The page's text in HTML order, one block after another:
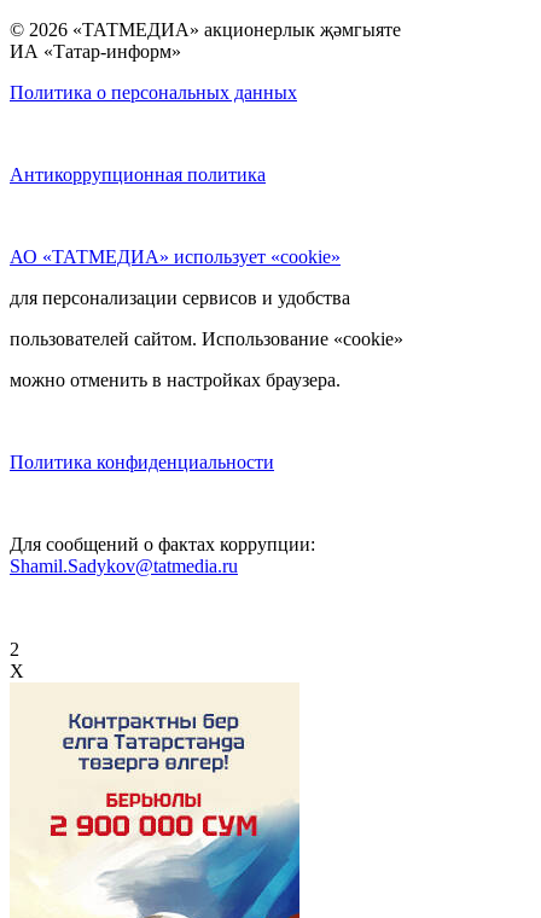
© 2026 «ТАТМЕДИА» акционерлык җәмгыяте
ИА «Татар-информ»
Политика о персональных данных
Антикоррупционная политика
АО «ТАТМЕДИА» использует «cookie»
для персонализации сервисов и удобства
пользователей сайтом. Использование «cookie»
можно отменить в настройках браузера.
Политика конфиденциальности
Для сообщений о фактах коррупции:
Shamil.Sadykov@tatmedia.ru
2
X